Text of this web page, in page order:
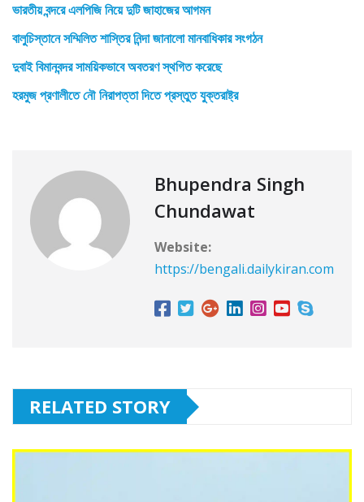
ভারতীয় বন্দরে এলপিজি নিয়ে দুটি জাহাজের আগমন
বালুচিস্তানে সম্মিলিত শাস্তির নিন্দা জানালো মানবাধিকার সংগঠন
দুবাই বিমানবন্দর সাময়িকভাবে অবতরণ স্থগিত করেছে
হরমুজ প্রণালীতে নৌ নিরাপত্তা দিতে প্রস্তুত যুক্তরাষ্ট্র
Bhupendra Singh
Chundawat
Website:
https://bengali.dailykiran.com
RELATED STORY